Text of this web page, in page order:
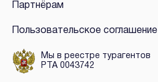
Партнёрам
Пользовательское соглашение
Мы в реестре турагентов
РТА 0043742